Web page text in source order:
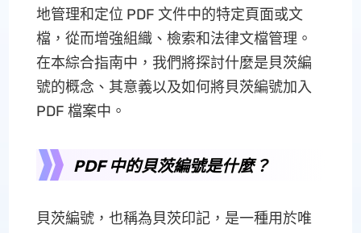
地管理和定位 PDF 文件中的特定頁面或文
檔，從而增強組織、檢索和法律文檔管理。
在本綜合指南中，我們將探討什麼是貝茨編
號的概念、其意義以及如何將貝茨編號加入
PDF 檔案中。
PDF 中的貝茨編號是什麼？
貝茨編號，也稱為貝茨印記，是一種用於唯